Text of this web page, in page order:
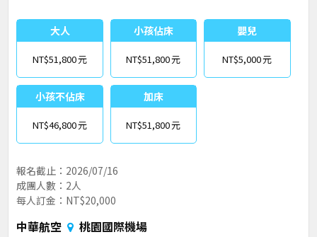
大人
NT$51,800
小孩佔床
NT$51,800
嬰兒
NT$5,000
小孩不佔床
NT$46,800
加床
NT$51,800
報名截止：2026/07/16
成團人數：2人
每人訂金：NT$20,000
中華航空 桃園國際機場